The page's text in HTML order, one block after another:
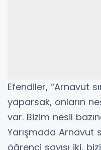
Efendiler, “Arnavut
yaparsak, onların
var. Bizim nesil
Yarışmada Arnavut
öğrenci sayısı iki,